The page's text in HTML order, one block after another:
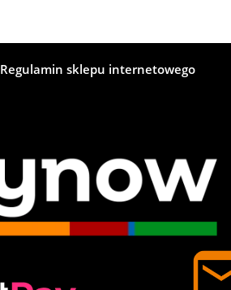
Regulamin sklepu internetowego